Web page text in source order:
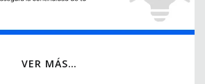
VER MÁS…